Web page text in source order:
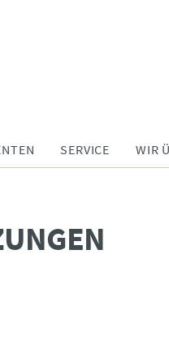
SERVICE WIR